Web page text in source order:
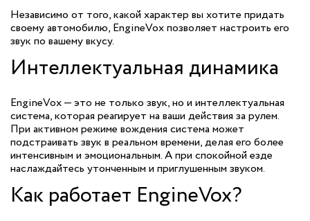
Независимо от того, какой характер вы хотите придать
своему автомобилю, EngineVox позволяет настроить его
звук по вашему вкусу.
Интеллектуальная динамика
EngineVox — это не только звук, но и интеллектуальная
система, которая реагирует на ваши действия за рулем.
При активном режиме вождения система может
подстраивать звук в реальном времени, делая его более
интенсивным и эмоциональным. А при спокойной езде
наслаждайтесь утонченным и приглушенным звуком.
Как работает EngineVox?